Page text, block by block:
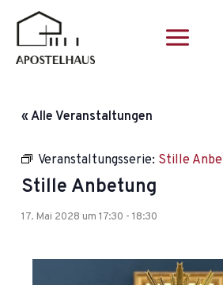
springen
« Alle Veranstaltungen
Veranstaltungsserie: Stille
Stille Anbetung
17. Mai 2028 um 17:30 -18:30